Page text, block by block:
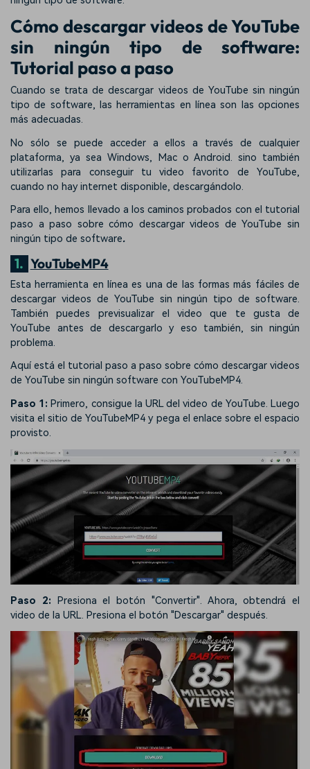
Cómo descargar videos de YouTube
sin ningún tipo de software:
Tutorial paso a paso
Cuando se trata de descargar videos de YouTube sin ningún
tipo de software, las herramientas en línea son las opciones
más adecuadas.
No sólo se puede acceder a ellos a través de cualquier
plataforma, ya sea Windows, Mac o Android. sino también
utilizarlas para conseguir tu video favorito de YouTube,
cuando no hay internet disponible, descargándolo.
Para ello, hemos llevado a los caminos probados con el tutorial
paso a paso sobre cómo descargar videos de YouTube sin
ningún tipo de software.
1. YouTubeMP4
Esta herramienta en línea es una de las formas más fáciles de
descargar videos de YouTube sin ningún tipo de software.
También puedes previsualizar el video que te gusta de
YouTube antes de descargarlo y eso también, sin ningún
problema.
Aquí está el tutorial paso a paso sobre cómo descargar videos
de YouTube sin ningún software con YouTubeMP4.
Paso 1: Primero, consigue la URL del video de YouTube. Luego
visita el sitio de YouTubeMP4 y pega el enlace sobre el espacio
provisto.
Paso 2: Presiona el botón "Convertir". Ahora, obtendrá el
video de la URL. Presiona el botón "Descargar" después.